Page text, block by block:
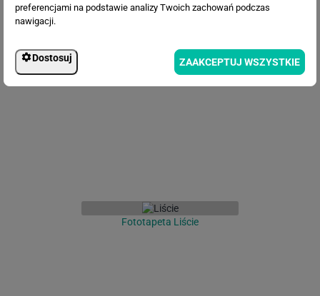
Fototapeta Liście palmy
Fototapeta Liście
preferencjami na podstawie analizy Twoich zachowań podczas
nawigacji.
Dostosuj ZAAKCEPTUJ WSZYSTKIE